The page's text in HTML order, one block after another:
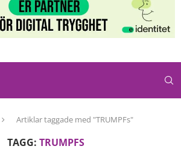
Artiklar taggade med "TRUMPFs"
TAGG: TRUMPFS